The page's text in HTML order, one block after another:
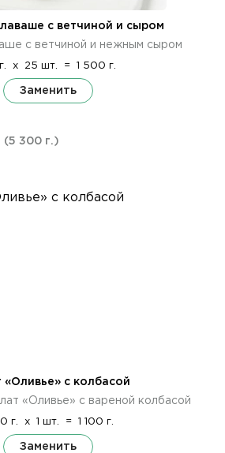
лаваше с ветчиной и сыром
с ветчиной и нежным сыром
x 25 шт. = 1 500 г.
Заменить
(5 300 г.)
«Оливье» с колбасой
«Оливье» с вареной колбасой
г. x 1 шт. = 1 100 г.
Заменить